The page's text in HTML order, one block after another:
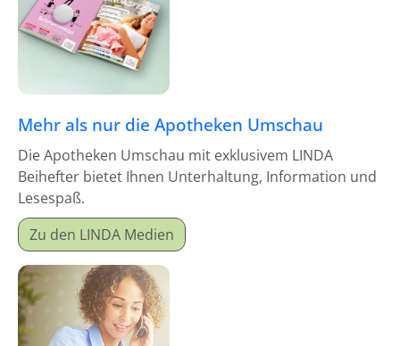
Mehr als nur die Apotheken Umschau
Die Apotheken Umschau mit exklusivem LINDA
Beihefter bietet Ihnen Unterhaltung, Information und
Lesespaß.
Zu den LINDA Medien